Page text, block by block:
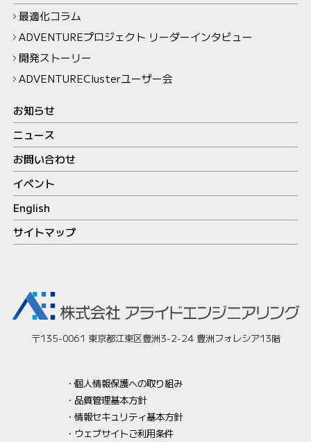
最適化コラム
ADVENTUREプロジェクト リーダーインタビュー
開発ストーリー
ADVENTUREClusterユーザー会
お知らせ
ニュース
お問い合わせ
イベント
English
サイトマップ
〒135-0061 東京都江東区豊洲3-2-24 豊洲フォレシア13階
個人情報保護への取り組み
品質管理基本方針
情報セキュリティ基本方針
ウェブサイトご利用条件